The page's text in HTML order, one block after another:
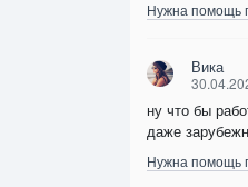
Нужна помощь
Вика
ну что бы
даже
Нужна помощь